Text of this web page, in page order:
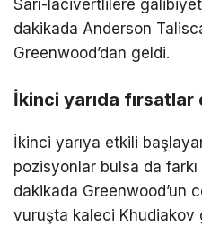
Sarı-lacivertlilere
dakikada Anderson
Greenwood’dan geldi.
İkinci yarıda
İkinci yarıya etkili
pozisyonlar bulsa da farkı
dakikada Greenwood’un
vuruşta kaleci Khudiakov